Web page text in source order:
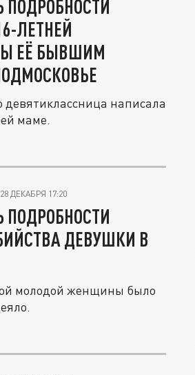
ПОДРОБНОСТИ
ЛЕТНЕЙ
ЕЁ БЫВШИМ
девятиклассница написала
маме.
28 ДЕКАБРЯ 17:20
ПОДРОБНОСТИ
ДЕВУШКИ В
молодой женщины было